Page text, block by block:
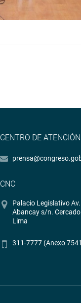
CENTRO DE ATENCIÓN
CNC
Palacio Legislativo Av.
Abancay s/n.
Lima
311-7777 (Anexo